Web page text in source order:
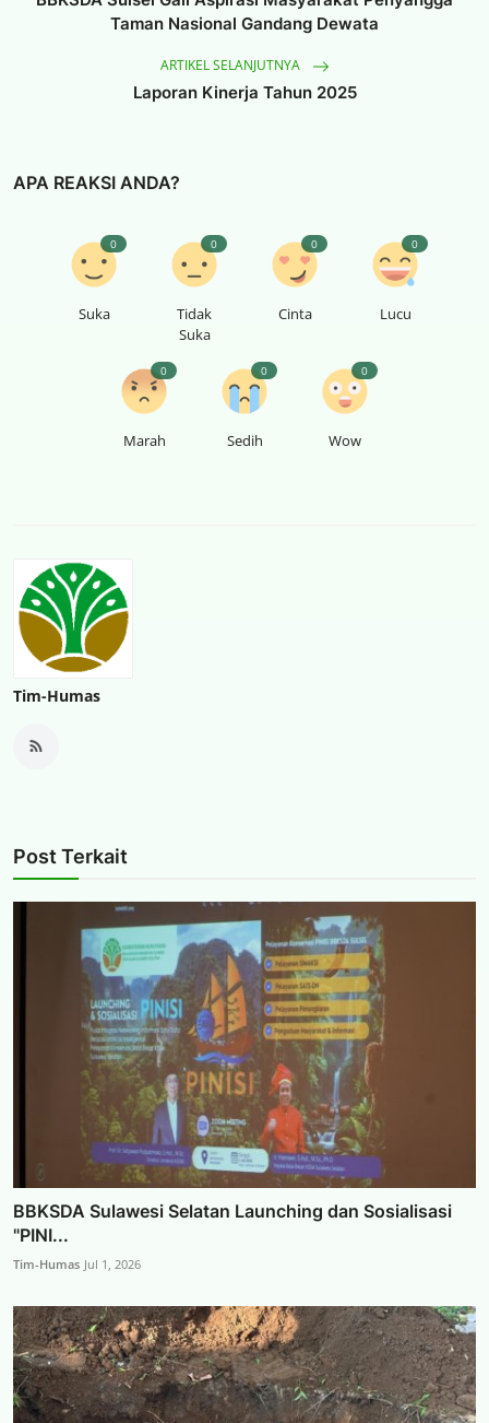
Taman Nasional Gandang Dewata
ARTIKEL SELANJUTNYA
Laporan Kinerja Tahun 2025
APA REAKSI ANDA?
Suka
0
Tidak
Suka
0
Cinta
0
Lucu
0
Marah
0
Sedih
0
Wow
0
Tim-Humas
Post Terkait
BBKSDA Sulawesi Selatan Launching dan Sosialisasi
"PINI...
Tim-Humas Jul 1, 2026